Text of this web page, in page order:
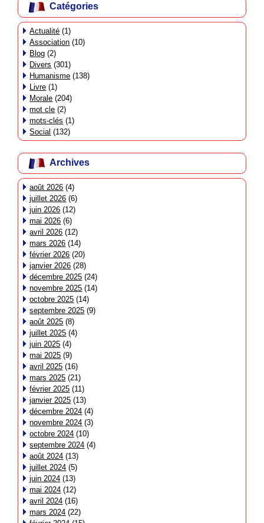
Catégories
Actualité (1)
Association (10)
Blog (2)
Divers (301)
Humanisme (138)
Livre (1)
Morale (204)
mot cle (2)
mots-clés (1)
Social (132)
Archives
août 2026 (4)
juillet 2026 (6)
juin 2026 (12)
mai 2026 (6)
avril 2026 (12)
mars 2026 (14)
février 2026 (20)
janvier 2026 (28)
décembre 2025 (24)
novembre 2025 (14)
octobre 2025 (14)
septembre 2025 (9)
août 2025 (8)
juillet 2025 (4)
juin 2025 (4)
mai 2025 (9)
avril 2025 (16)
mars 2025 (21)
février 2025 (11)
janvier 2025 (13)
décembre 2024 (4)
novembre 2024 (3)
octobre 2024 (10)
septembre 2024 (4)
août 2024 (13)
juillet 2024 (5)
juin 2024 (13)
mai 2024 (12)
avril 2024 (16)
mars 2024 (22)